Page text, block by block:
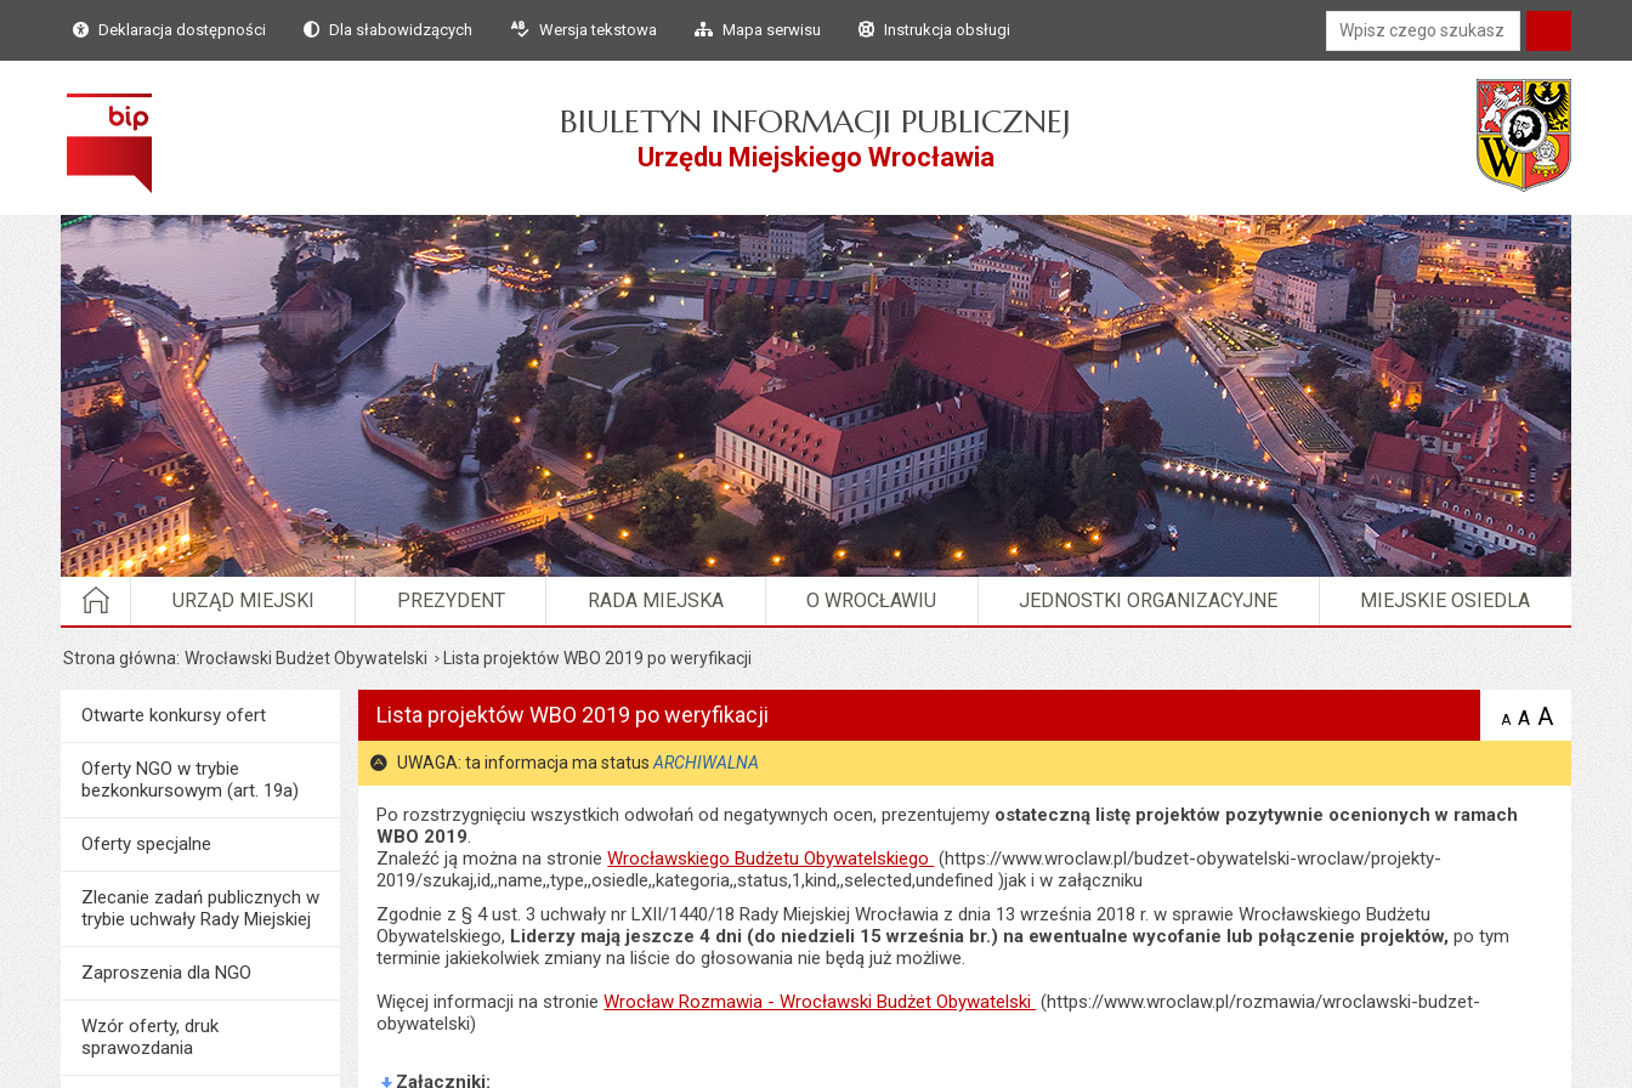
Przejdź do głównego
Przejdź do treści
Deklaracja dostępności Dla słabowidzących Wersja tekstowa Mapa serwisu Instrukcja obsługi Wyszukiwarka
BIULETYN INFORMACJI PUBLICZNEJ
Urzędu Miejskiego Wrocławia
STRONA GŁÓWNA
URZĄD MIEJSKI PREZYDENT RADA MIEJSKA O WROCŁAWIU JEDNOSTKI ORGANIZACYJNE MIEJSKIE OSIEDLA
Strona główna Wrocławski Budżet Obywatelski Lista projektów WBO 2019 po weryfikacji
MenuOrganizacje pozarządowe
Otwarte konkursy ofert
Oferty NGO w trybie
bezkonkursowym (art. 19a)
Oferty specjalne
Zlecanie zadań publicznych w
trybie uchwały Rady Miejskiej
Zaproszenia dla NGO
Wzór oferty, druk
sprawozdania
Lista projektów WBO 2019 po weryfikacji A zmniejsz
tekst na
A domyślna
wielkość
stronie
A
tekst
UWAGA: ta informacja ma statusARCHIWALNA
Po rozstrzygnięciu wszystkich odwołań od negatywnych ocen, prezentujemy ostateczną listę projektów pozytywnie ocenionych w ramach
WBO 2019.
Znaleźć ją można na stronieWrocławskiego Budżetu Obywatelskiego (https://www.wroclaw.pl/budzet-obywatelski-wroclaw/projekty-
2019/szukaj,id,,name,,type,,osiedle,,kategoria,,status,1,kind,,selected,undefined )jak i w załączniku
Zgodnie z § 4 ust. 3 uchwały nr LXII/1440/18 Rady Miejskiej Wrocławia z dnia 13 września 2018 r. w sprawie Wrocławskiego Budżetu
Obywatelskiego, Liderzy mają jeszcze 4 dni (do niedzieli 15 września br.) na ewentualne wycofanie lub połączenie projektów, po tym
terminie jakiekolwiek zmiany na liście do głosowania nie będą już możliwe.
Więcej informacji na stronieWrocław Rozmawia - Wrocławski Budżet Obywatelski (https://www.wroclaw.pl/rozmawia/wroclawski-budzet-
obywatelski)
Załączniki